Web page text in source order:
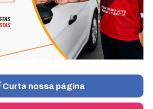
Curta nossa página